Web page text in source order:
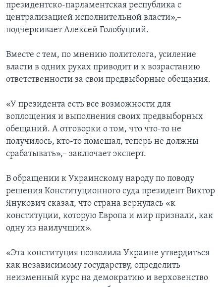
президентско-парламентская республика с
централизацией исполнительной власти»,–
подчеркивает Алексей Голобуцкий.
Вместе с тем, по мнению политолога, усиление
власти в одних руках приводит и к возрастанию
ответственности за свои предвыборные обещания.
«У президента есть все возможности для
воплощения и выполнения своих предвыборных
обещаний. А отговорки о том, что что-то не
получилось, кто-то помешал, теперь не должны
срабатывать»,– заключает эксперт.
В обращении к Украинскому народу по поводу
решения Конституционного суда президент Виктор
Янукович сказал, что страна вернулась «к
конституции, которую Европа и мир признали, как
одну из наилучших».
«Эта конституция позволила Украине утвердиться
как независимому государству, определить
неизменный курс на демократию и верховенство